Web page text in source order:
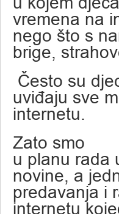
vremena na
nego što s
brige,
Često su
uviđaju sve
internetu.
Zato smo
u planu rada
novine, a
predavanja i
internetu